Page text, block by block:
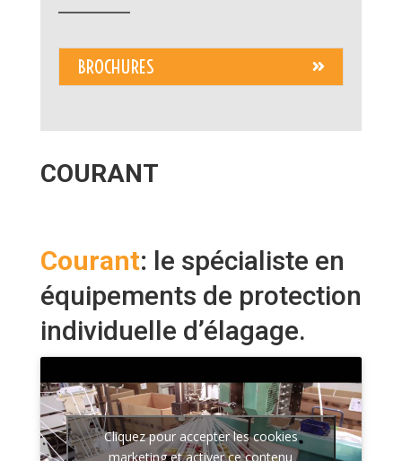
BROCHURES
COURANT
Courant: le spécialiste en
équipements de protection
individuelle d’élagage.
Cliquez pour accepter les cookies
marketing et activer ce contenu